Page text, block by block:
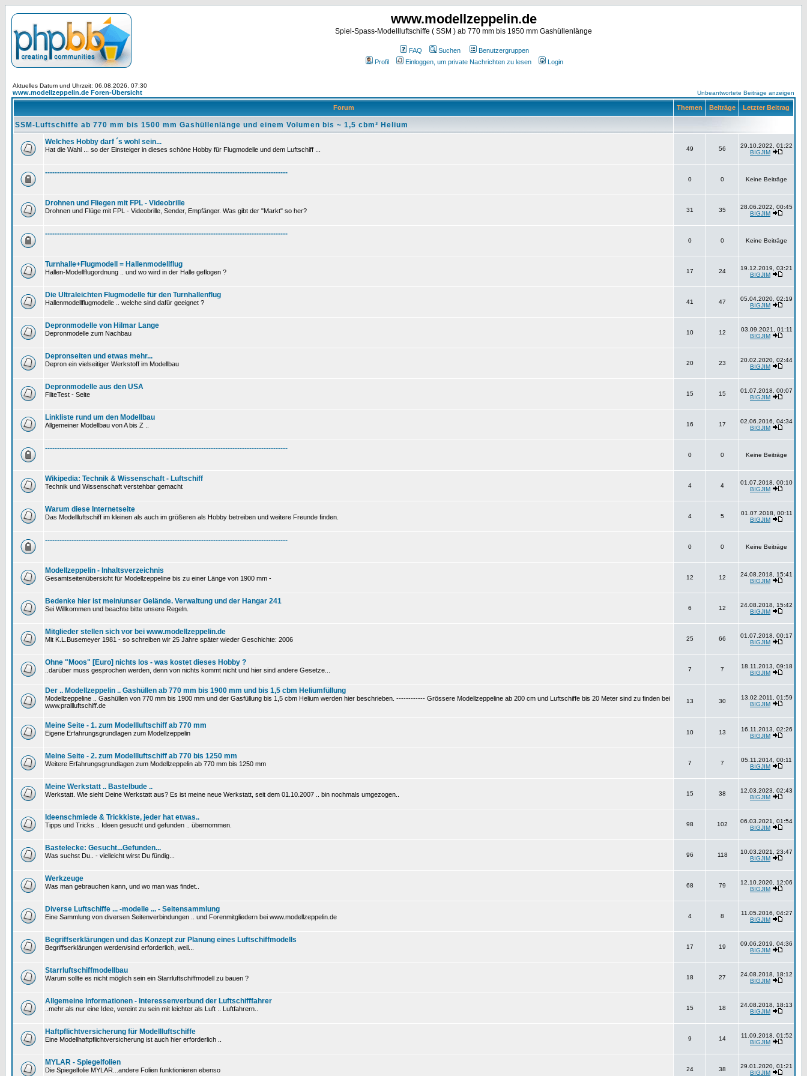
www.modellzeppelin.de
Spiel-Spass-Modellluftschiffe ( SSM ) ab 770 mm bis 1950 mm Gashüllenlänge
FAQ Suchen
Benutzergruppen
Profil
Einloggen, um private Nachrichten zu lesen Login
Aktuelles Datum und Uhrzeit: 06.08.2026, 07:30
www.modellzeppelin.de Foren-Übersicht Unbeantwortete Beiträge anzeigen
Forum Themen Beiträge Letzter Beitrag
SSM-Luftschiffe ab 770 mm bis 1500 mm Gashüllenlänge und einem Volumen bis ~ 1,5 cbm³ Helium
Welches Hobby darf ´s wohl sein...
Hat die Wahl ... so der Einsteiger in dieses schöne Hobby für Flugmodelle und dem Luftschiff ... 49 56
29.10.2022, 01:22
BIGJIM
-----------------------------------------------------------------------------------------------------
0 0 Keine Beiträge
Drohnen und Fliegen mit FPL - Videobrille
Drohnen und Flüge mit FPL - Videobrille, Sender, Empfänger. Was gibt der "Markt" so her? 31 35
28.06.2022, 00:45
BIGJIM
-----------------------------------------------------------------------------------------------------
0 0 Keine Beiträge
Turnhalle+Flugmodell = Hallenmodellflug
Hallen-Modellflugordnung .. und wo wird in der Halle geflogen ? 17 24
19.12.2019, 03:21
BIGJIM
Die Ultraleichten Flugmodelle für den Turnhallenflug
Hallenmodellflugmodelle .. welche sind dafür geeignet ? 41 47
05.04.2020, 02:19
BIGJIM
Depronmodelle von Hilmar Lange
Depronmodelle zum Nachbau 10 12
03.09.2021, 01:11
BIGJIM
Depronseiten und etwas mehr...
Depron ein vielseitiger Werkstoff im Modellbau 20 23
20.02.2020, 02:44
BIGJIM
Depronmodelle aus den USA
FliteTest - Seite 15 15
01.07.2018, 00:07
BIGJIM
Linkliste rund um den Modellbau
Allgemeiner Modellbau von A bis Z .. 16 17
02.06.2016, 04:34
BIGJIM
-----------------------------------------------------------------------------------------------------
0 0 Keine Beiträge
Wikipedia: Technik & Wissenschaft - Luftschiff
Technik und Wissenschaft verstehbar gemacht 4 4
01.07.2018, 00:10
BIGJIM
Warum diese Internetseite
Das Modellluftschiff im kleinen als auch im größeren als Hobby betreiben und weitere Freunde finden. 4 5
01.07.2018, 00:11
BIGJIM
-----------------------------------------------------------------------------------------------------
0 0 Keine Beiträge
Modellzeppelin - Inhaltsverzeichnis
Gesamtseitenübersicht für Modellzeppeline bis zu einer Länge von 1900 mm - 12 12
24.08.2018, 15:41
BIGJIM
Bedenke hier ist mein/unser Gelände. Verwaltung und der Hangar 241
Sei Willkommen und beachte bitte unsere Regeln. 6 12
24.08.2018, 15:42
BIGJIM
Mitglieder stellen sich vor bei www.modellzeppelin.de
Mit K.L.Busemeyer 1981 - so schreiben wir 25 Jahre später wieder Geschichte: 2006 25 66
01.07.2018, 00:17
BIGJIM
Ohne "Moos" [Euro] nichts los - was kostet dieses Hobby ?
..darüber muss gesprochen werden, denn von nichts kommt nicht und hier sind andere Gesetze... 7 7
18.11.2013, 09:18
BIGJIM
Der .. Modellzeppelin .. Gashüllen ab 770 mm bis 1900 mm und bis 1,5 cbm Heliumfüllung
Modellzeppeline .. Gashüllen von 770 mm bis 1900 mm und der Gasfüllung bis 1,5 cbm Helium werden hier beschrieben. ------------ Grössere Modellzeppeline ab 200 cm und Luftschiffe bis 20 Meter sind zu finden bei
www.prallluftschiff.de
13 30
13.02.2011, 01:59
BIGJIM
Meine Seite - 1. zum Modellluftschiff ab 770 mm
Eigene Erfahrungsgrundlagen zum Modellzeppelin 10 13
16.11.2013, 02:26
BIGJIM
Meine Seite - 2. zum Modellluftschiff ab 770 bis 1250 mm
Weitere Erfahrungsgrundlagen zum Modellzeppelin ab 770 mm bis 1250 mm 7 7
05.11.2014, 00:11
BIGJIM
Meine Werkstatt .. Bastelbude ..
Werkstatt. Wie sieht Deine Werkstatt aus? Es ist meine neue Werkstatt, seit dem 01.10.2007 .. bin nochmals umgezogen.. 15 38
12.03.2023, 02:43
BIGJIM
Ideenschmiede & Trickkiste, jeder hat etwas..
Tipps und Tricks .. Ideen gesucht und gefunden .. übernommen. 98 102
06.03.2021, 01:54
BIGJIM
Bastelecke: Gesucht...Gefunden...
Was suchst Du.. - vielleicht wirst Du fündig... 96 118
10.03.2021, 23:47
BIGJIM
Werkzeuge
Was man gebrauchen kann, und wo man was findet.. 68 79
12.10.2020, 12:06
BIGJIM
Diverse Luftschiffe ... -modelle ... - Seitensammlung
Eine Sammlung von diversen Seitenverbindungen .. und Forenmitgliedern bei www.modellzeppelin.de 4 8
11.05.2016, 04:27
BIGJIM
Begriffserklärungen und das Konzept zur Planung eines Luftschiffmodells
Begriffserklärungen werden/sind erforderlich, weil... 17 19
09.06.2019, 04:36
BIGJIM
Starrluftschiffmodellbau
Warum sollte es nicht möglich sein ein Starrluftschiffmodell zu bauen ? 18 27
24.08.2018, 18:12
BIGJIM
Allgemeine Informationen - Interessenverbund der Luftschifffahrer
..mehr als nur eine Idee, vereint zu sein mit leichter als Luft .. Luftfahrern.. 15 18
24.08.2018, 18:13
BIGJIM
Haftpflichtversicherung für Modellluftschiffe
Eine Modellhaftpflichtversicherung ist auch hier erforderlich .. 9 14
11.09.2018, 01:52
BIGJIM
MYLAR - Spiegelfolien
Die Spiegelfolie MYLAR...andere Folien funktionieren ebenso 24 38
29.01.2020, 01:21
BIGJIM